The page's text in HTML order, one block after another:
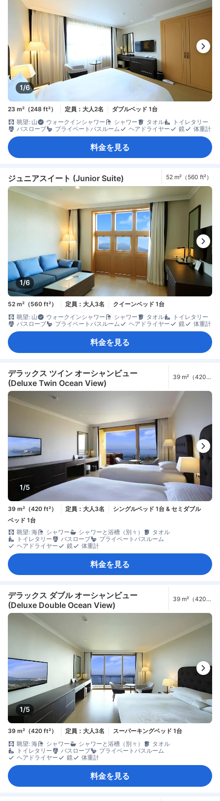
1/6
23 m²（248 ft²） 定員：大人2名
ダブルベッド 1台
眺望: 山
ウォークインシャワー シャワー タオル
トイレタリー
バスローブ
プライベートバスルーム ヘアドライヤー 鏡 体重計
料金を見る
ジュニアスイート (Junior Suite) 52 m²（560 ft²）
1/6
52 m²（560 ft²） 定員：大人3名
クイーンベッド 1台
眺望: 山
ウォークインシャワー シャワー タオル
トイレタリー
バスローブ
プライベートバスルーム ヘアドライヤー 鏡 体重計
料金を見る
デラックス ツイン オーシャンビュー
(Deluxe Twin Ocean View)
39 m²（420
1/5
39 m²（420 ft²） 定員：大人3名
シングルベッド 1台 & セミダブル
ベッド 1台
眺望: 海
シャワー シャワーと浴槽（別々）
タオル
トイレタリー
バスローブ
プライベートバスルーム
ヘアドライヤー
鏡 体重計
料金を見る
デラックス ダブル オーシャンビュー
(Deluxe Double Ocean View)
39 m²（420
1/5
39 m²（420 ft²） 定員：大人3名
スーパーキングベッド 1台
眺望: 海
シャワー シャワーと浴槽（別々）
タオル
トイレタリー
バスローブ
プライベートバスルーム
ヘアドライヤー
鏡 体重計
料金を見る